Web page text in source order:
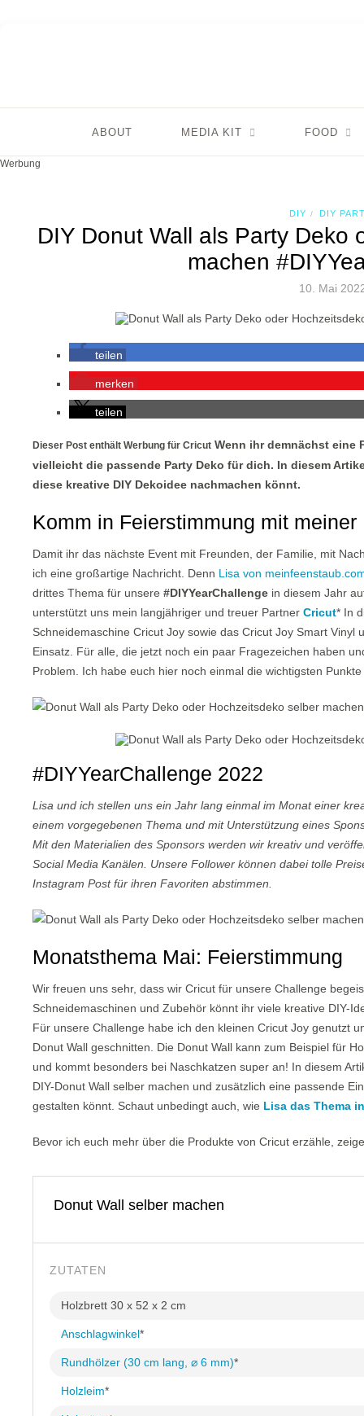
ABOUT MEDIA KIT FOOD
Werbung
DIY / DIY
DIY Donut Wall als Party Deko
machen
10. Mai
teilen
merken
teilen
Dieser Post enthält Werbung für Cricut Wenn ihr demnächst eine
vielleicht die passende Party Deko für dich. In diesem
diese kreative DIY Dekoidee nachmachen könnt.
Komm in Feierstimmung mit meiner
Damit ihr das nächste Event mit Freunden, der Familie, mit
ich eine großartige Nachricht. Denn Lisa von
drittes Thema für unsere #DIYYearChallenge in diesem Jahr
unterstützt uns mein langjähriger und treuer Partner Cricut* In
Schneidemaschine Cricut Joy sowie das Cricut Joy Smart
Einsatz. Für alle, die jetzt noch ein paar Fragezeichen haben
Problem. Ich habe euch hier noch einmal die wichtigsten
#DIYYearChallenge 2022
Lisa und ich stellen uns ein Jahr lang einmal im Monat einer
einem vorgegebenen Thema und mit Unterstützung eines
Mit den Materialien des Sponsors werden wir kreativ und
Social Media Kanälen. Unsere Follower können dabei tolle
Instagram Post für ihren Favoriten abstimmen.
Monatsthema Mai: Feierstimmung
Wir freuen uns sehr, dass wir Cricut für unsere Challenge
Schneidemaschinen und Zubehör könnt ihr viele kreative DIY-
Für unsere Challenge habe ich den kleinen Cricut Joy genutzt
Donut Wall geschnitten. Die Donut Wall kann zum Beispiel für
und kommt besonders bei Naschkatzen super an! In diesem
DIY-Donut Wall selber machen und zusätzlich eine passende
gestalten könnt. Schaut unbedingt auch, wie Lisa das Thema
Bevor ich euch mehr über die Produkte von Cricut erzähle,
Donut Wall selber machen
ZUTATEN
Holzbrett 30 x 52 x 2 cm
Anschlagwinkel*
Rundhölzer (30 cm lang, ⌀ 6 mm)*
Holzleim*